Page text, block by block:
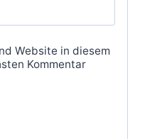
Website in diesem
Kommentar